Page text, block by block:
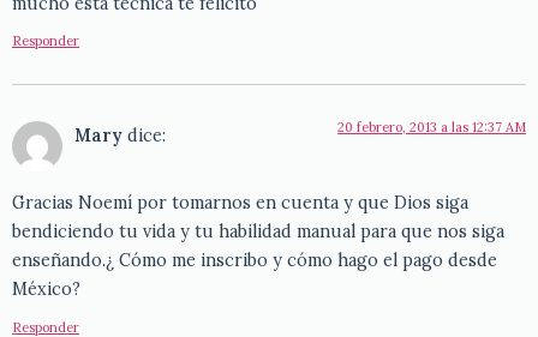
Responder
Mary dice: 20 febrero, 2013 a las 12:37 AM
Gracias Noemí por tomarnos en cuenta y que Dios siga
bendiciendo tu vida y tu habilidad manual para que nos siga
enseñando.¿ Cómo me inscribo y cómo hago el pago desde
México?
Responder